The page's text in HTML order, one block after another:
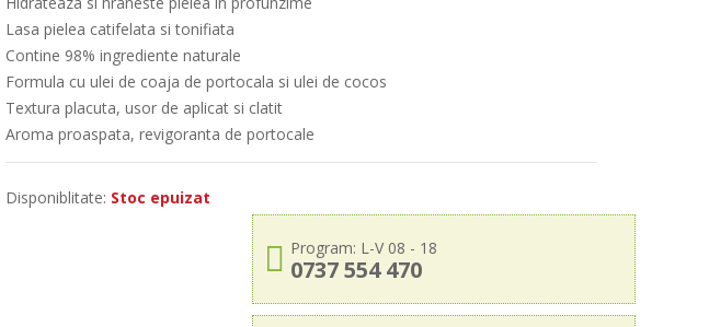
Lasa pielea catifelata si tonifiata
Contine 98% ingrediente naturale
Formula cu ulei de coaja de portocala si ulei de cocos
Textura placuta, usor de aplicat si clatit
Aroma proaspata, revigoranta de portocale
Disponiblitate: Stoc epuizat
Program: L-V 08 - 18
0737 554 470